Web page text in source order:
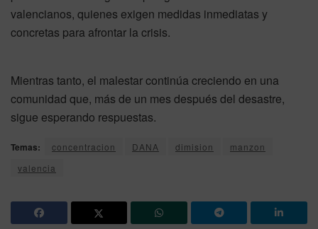
valencianos, quienes exigen medidas inmediatas y
concretas para afrontar la crisis.
Mientras tanto, el malestar continúa creciendo en una
comunidad que, más de un mes después del desastre,
sigue esperando respuestas.
Temas: concentracion DANA dimision
manzon
valencia